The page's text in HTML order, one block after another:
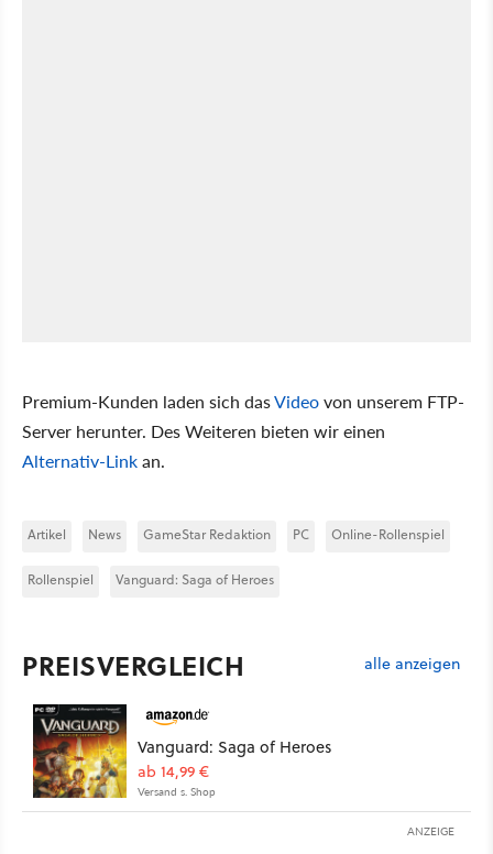
Premium-Kunden laden sich dasVideovon unserem FTP-
Server herunter. Des Weiteren bieten wir einen
Alternativ-Linkan.
Artikel News GameStar Redaktion PC Online-Rollenspiel
Rollenspiel Vanguard: Saga of Heroes
PREISVERGLEICH alle anzeigen
Vanguard: Saga of Heroes
ab 14,99 €
Versand s. Shop
ANZEIGE